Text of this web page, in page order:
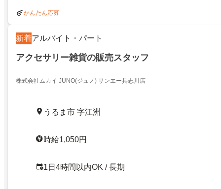
かんたん応募
新着アルバイト・パート
アクセサリー雑貨の販売スタッフ
株式会社ムカイ JUNO(ジュノ) サンエー具志川店
うるま市 字江洲
時給1,050円
1日4時間以内OK / 長期